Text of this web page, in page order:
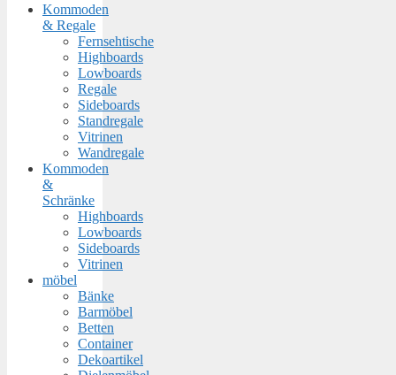
Kommoden
& Regale
Fernsehtische
Highboards
Lowboards
Regale
Sideboards
Standregale
Vitrinen
Wandregale
Kommoden
&
Schränke
Highboards
Lowboards
Sideboards
Vitrinen
möbel
Bänke
Barmöbel
Betten
Container
Dekoartikel